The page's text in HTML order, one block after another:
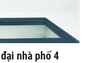
nhà phố 4